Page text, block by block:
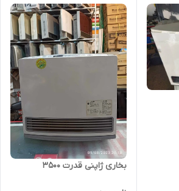
بخاری ژاپنی قدرت 3500